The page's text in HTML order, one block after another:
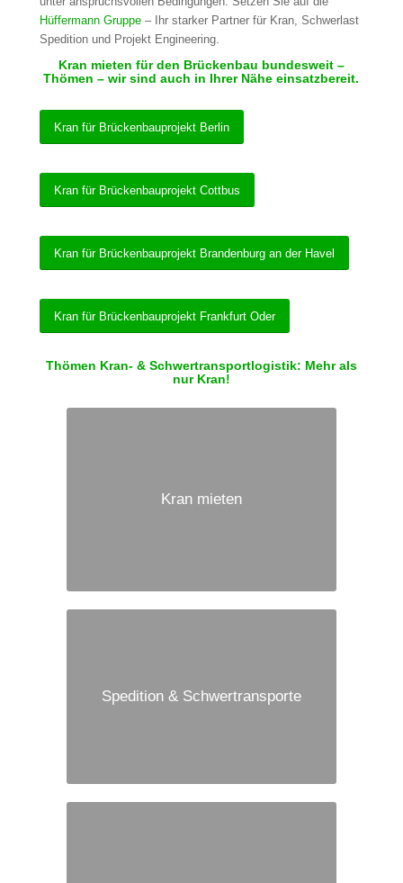
Hüffermann Gruppe– Ihr starker Partner für Kran, Schwerlast
Spedition und Projekt Engineering.
Kran mieten für den Brückenbau bundesweit –
Thömen – wir sind auch in Ihrer Nähe einsatzbereit.
Kran für Brückenbauprojekt Berlin
Kran für Brückenbauprojekt Cottbus
Kran für Brückenbauprojekt Brandenburg an der Havel
Kran für Brückenbauprojekt Frankfurt Oder
Thömen Kran- & Schwertransportlogistik: Mehr als
nur Kran!
Kran mieten
Spedition & Schwertransporte